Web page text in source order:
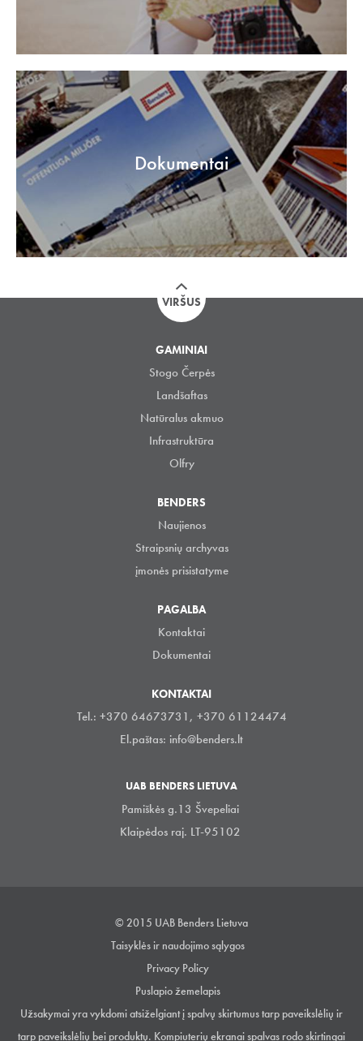
Dokumentai
VIRŠUS
GAMINIAI
Stogo Čerpės
Landšaftas
Natūralus akmuo
Infrastruktūra
Olfry
BENDERS
Naujienos
Straipsnių archyvas
įmonės prisistatyme
PAGALBA
Kontaktai
Dokumentai
KONTAKTAI
Tel.: +370 64673731, +370 61124474
El.paštas: info@benders.lt
UAB BENDERS LIETUVA
Pamiškės g.13 Švepeliai
Klaipėdos raj. LT-95102
© 2015 UAB Benders Lietuva
Taisyklės ir naudojimo sąlygos
Privacy Policy
Puslapio žemelapis
Užsakymai yra vykdomi atsiželgiant į spalvų skirtumus tarp paveikslėlių ir
tarp paveikslėlių bei produktų. Kompiuterių ekranai spalvas rodo skirtingai